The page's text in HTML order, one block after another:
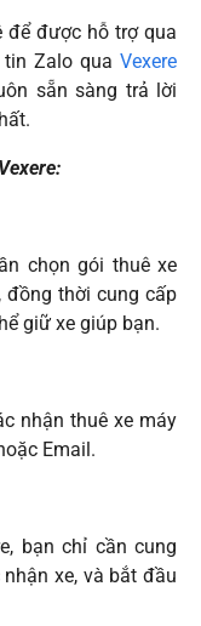
để được hỗ trợ qua
tin Zalo qua Vexere
sẵn sàng trả lời
chọn gói thuê xe
đồng thời cung cấp
giữ xe giúp bạn.
nhận thuê xe máy
Email.
bạn chỉ cần cung
xe, và bắt đầu